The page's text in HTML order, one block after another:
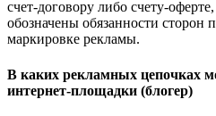
счет-договору либо счету-
обозначены обязанности сторон
маркировке рекламы.
В каких рекламных цепочках
интернет-площадки (блогер)